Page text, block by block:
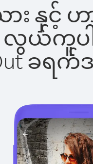
ား နှင့်
လွယ်ကူပ
ခရက်